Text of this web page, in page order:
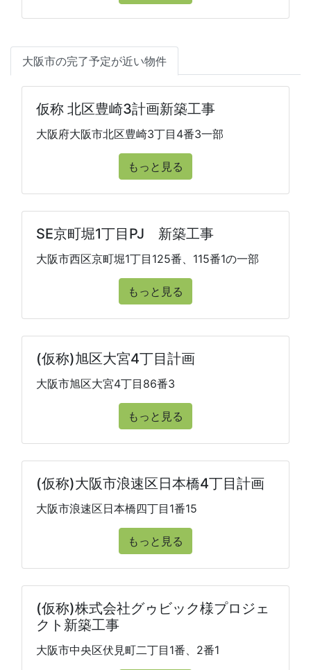
大阪市の完了予定が近い物件
仮称 北区豊崎3計画新築工事
大阪府大阪市北区豊崎3丁目4番3一部
もっと見る
SE京町堀1丁目PJ 新築工事
大阪市西区京町堀1丁目125番、115番1の一部
もっと見る
(仮称)旭区大宮4丁目計画
大阪市旭区大宮4丁目86番3
もっと見る
(仮称)大阪市浪速区日本橋4丁目計画
大阪市浪速区日本橋四丁目1番15
もっと見る
(仮称)株式会社グゥビック様プロジェ
クト新築工事
大阪市中央区伏見町二丁目1番、2番1